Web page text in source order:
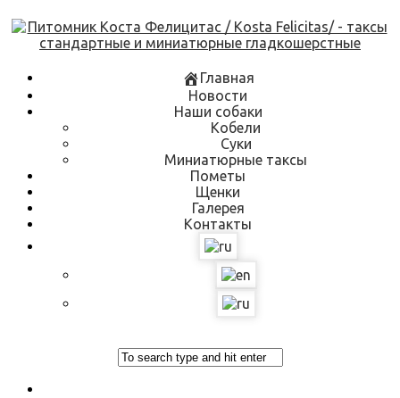
Skip
to
content
Главная
Новости
Наши собаки
Кобели
Суки
Миниатюрные таксы
Пометы
Щенки
Галерея
Контакты